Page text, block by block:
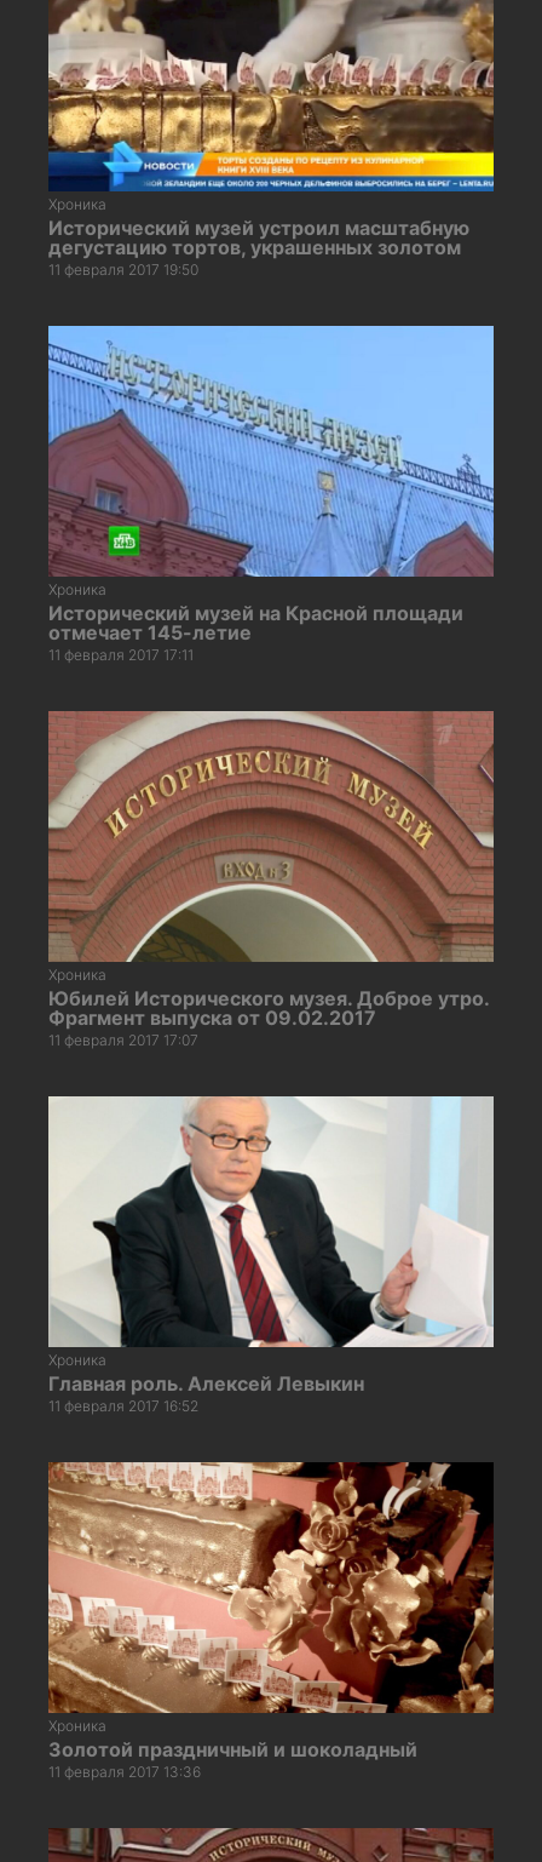
Хроника
Исторический музей устроил масштабную
дегустацию тортов, украшенных золотом
11 февраля 2017 19:50
Хроника
Исторический музей на Красной площади
отмечает 145-летие
11 февраля 2017 17:11
Хроника
Юбилей Исторического музея. Доброе утро.
Фрагмент выпуска от 09.02.2017
11 февраля 2017 17:07
Хроника
Главная роль. Алексей Левыкин
11 февраля 2017 16:52
Хроника
Золотой праздничный и шоколадный
11 февраля 2017 13:36